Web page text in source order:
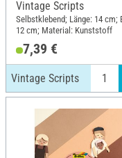
Vintage Scripts
Selbstklebend; Länge: 14 cm;
12 cm; Material: Kunststoff
7,39 €
Vintage Scripts